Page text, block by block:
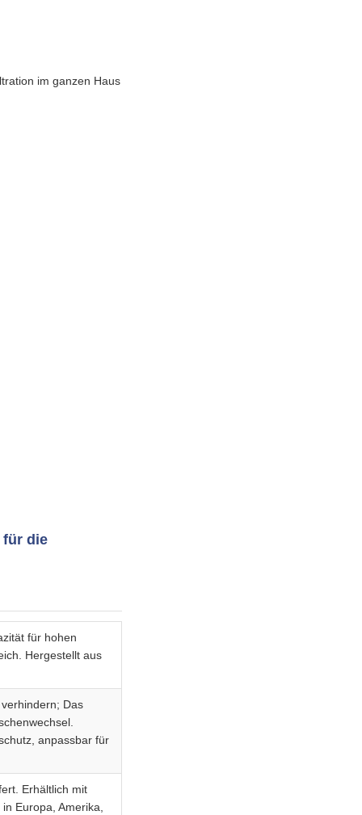
im ganzen Haus
für die
für hohen
Hergestellt aus
Das
anpassbar für
Erhältlich mit
Europa, Amerika,